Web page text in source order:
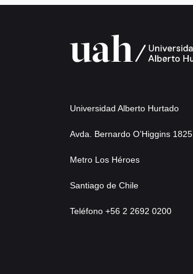
Universidad Alberto Hurtado
Avda. Bernardo O’Higgins 1825
Metro Los Héroes
Santiago de Chile
Teléfono +56 2 2692 0200